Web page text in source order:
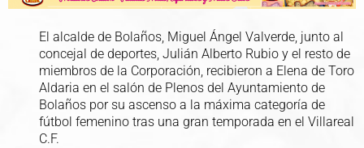
El alcalde de Bolaños, Miguel Ángel Valverde, junto al
concejal de deportes, Julián Alberto Rubio y el resto de
miembros de la Corporación, recibieron a Elena de Toro
Aldaria en el salón de Plenos del Ayuntamiento de
Bolaños por su ascenso a la máxima categoría de
fútbol femenino tras una gran temporada en el Villareal
C.F.